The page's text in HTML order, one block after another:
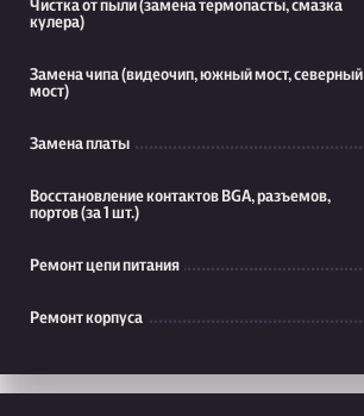
Чистка от пыли (замена термопасты, смазка
кулера)
Замена чипа (видеочип, южный мост, северный
мост)
Замена платы
Восстановление контактов BGA, разъемов,
портов (за 1 шт.)
Ремонт цепи питания
Ремонт корпуса